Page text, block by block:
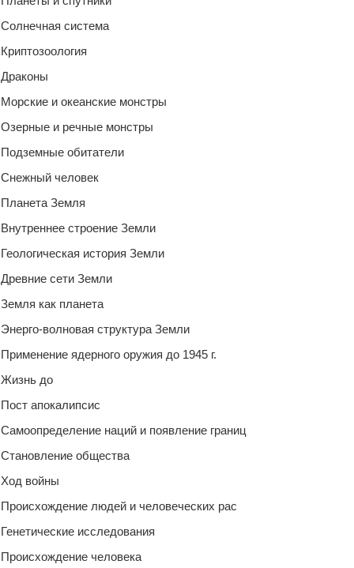
Солнечная система
Криптозоология
Драконы
Морские и океанские монстры
Озерные и речные монстры
Подземные обитатели
Снежный человек
Планета Земля
Внутреннее строение Земли
Геологическая история Земли
Древние сети Земли
Земля как планета
Энерго-волновая структура Земли
Применение ядерного оружия до 1945 г.
Жизнь до
Пост апокалипсис
Самоопределение наций и появление границ
Становление общества
Ход войны
Происхождение людей и человеческих рас
Генетические исследования
Происхождение человека